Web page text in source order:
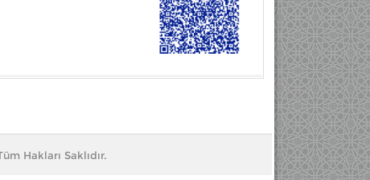
Hakları Saklıdır.